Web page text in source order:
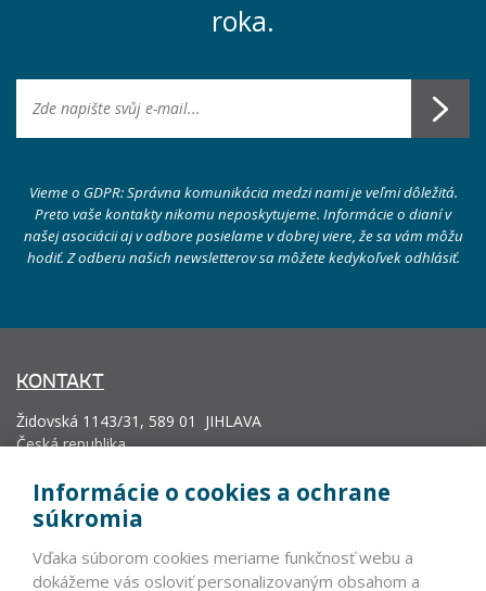
roka.
Vieme o GDPR: Správna komunikácia medzi nami je veľmi dôležitá.
Preto vaše kontakty nikomu neposkytujeme. Informácie o dianí v
našej asociácii aj v odbore posielame v dobrej viere, že sa vám môžu
hodiť. Z odberu našich newsletterov sa môžete kedykoľvek odhlásiť.
KONTAKT
Židovská 1143/31, 589 01 JIHLAVA
Česká republika
+420 602 271 633
Krajský soud v Brně, oddíl L, vložka 19552.
Informácie o cookies a ochrane
súkromia
Vďaka súborom cookies meriame funkčnosť webu a
dokážeme vás osloviť personalizovaným obsahom a